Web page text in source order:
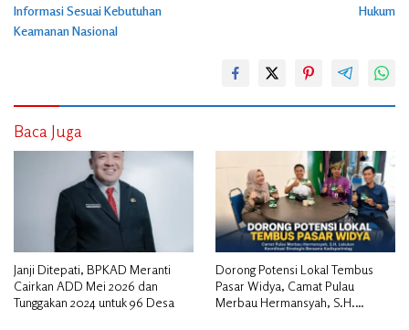
Informasi Sesuai Kebutuhan
Keamanan Nasional
Hukum
Baca Juga
Janji Ditepati, BPKAD Meranti
Cairkan ADD Mei 2026 dan
Tunggakan 2024 untuk 96 Desa
Dorong Potensi Lokal Tembus
Pasar Widya, Camat Pulau
Merbau Hermansyah, S.H.